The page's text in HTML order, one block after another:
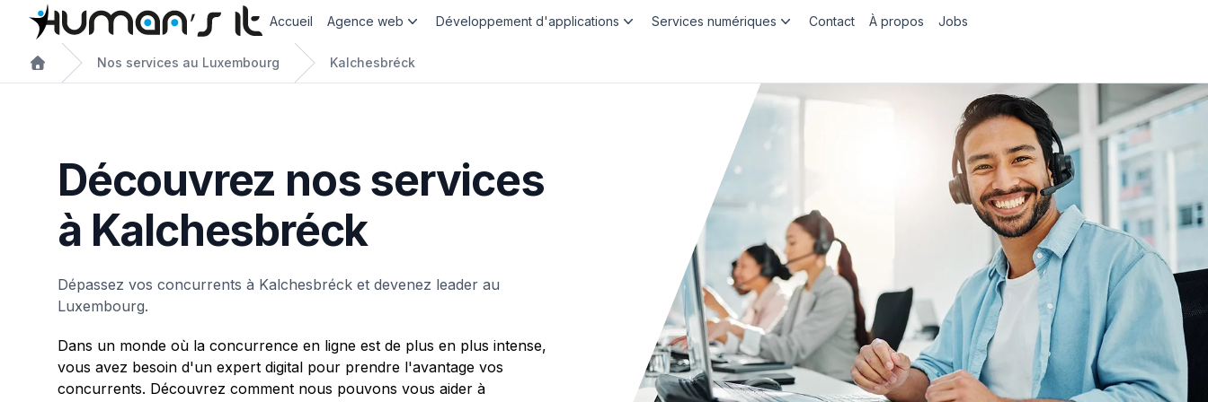
Accueil Agence web Développement d'applications Services numériques Contact À propos Jobs
Nos services au Luxembourg Kalchesbréck
Découvrez nos services
à Kalchesbréck
Dépassez vos concurrents à Kalchesbréck et devenez leader au
Luxembourg.
Dans un monde où la concurrence en ligne est de plus en plus intense,
vous avez besoin d'un expert digital pour prendre l'avantage vos
concurrents. Découvrez comment nous pouvons vous aider à